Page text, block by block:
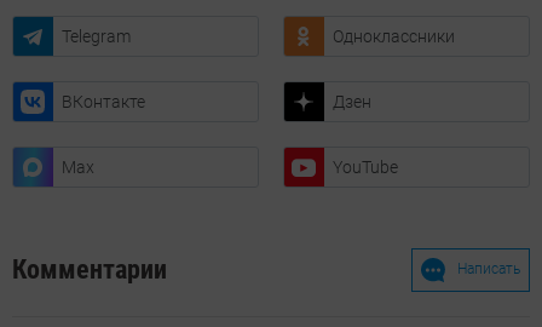
Telegram Одноклассники
ВКонтакте Дзен
Max YouTube
Комментарии Написать